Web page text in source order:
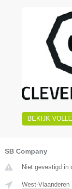
BEKIJK
SB Company
Niet gevestigd in
West-Vlaanderen